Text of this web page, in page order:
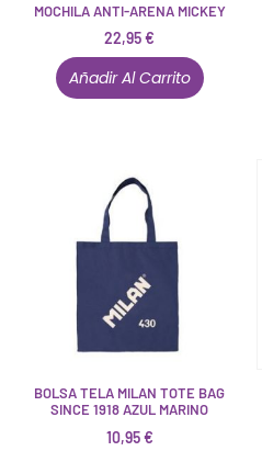
MOCHILA ANTI-ARENA MICKEY
22,95€
Añadir Al Carrito
BOLSA TELA MILAN TOTE BAG
SINCE 1918 AZUL MARINO
10,95€